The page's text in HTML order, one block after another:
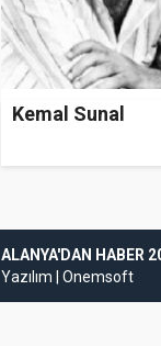
Kemal Sunal
ALANYA'DAN HABER
Yazılım | Onemsoft